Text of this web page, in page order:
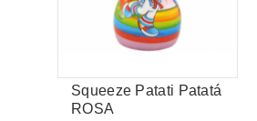
Squeeze Patati Patatá
ROSA